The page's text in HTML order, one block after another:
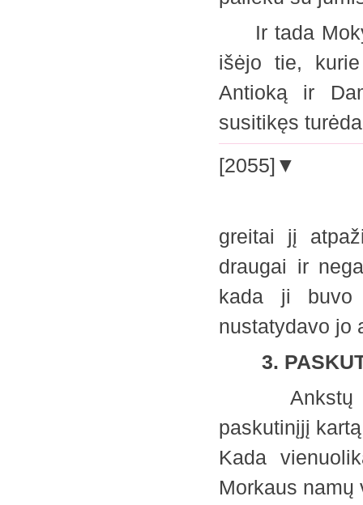
Ir tada
išėjo tie,
Antioką ir
susitikęs
[2055]▼
greitai jį
draugai ir
kada ji buvo
nustatydavo
3.
Ankstų
paskutinįjį
Kada
Morkaus